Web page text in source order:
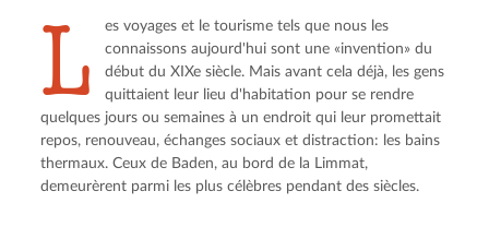
L
es voyages et le tourisme tels que nous les
connaissons aujourd'hui sont une «invention» du
début du XIXe siècle. Mais avant cela déjà, les gens
quittaient leur lieu d'habitation pour se rendre
quelques jours ou semaines à un endroit qui leur promettait
repos, renouveau, échanges sociaux et distraction: les bains
thermaux. Ceux de Baden, au bord de la Limmat,
demeurèrent parmi les plus célèbres pendant des siècles.